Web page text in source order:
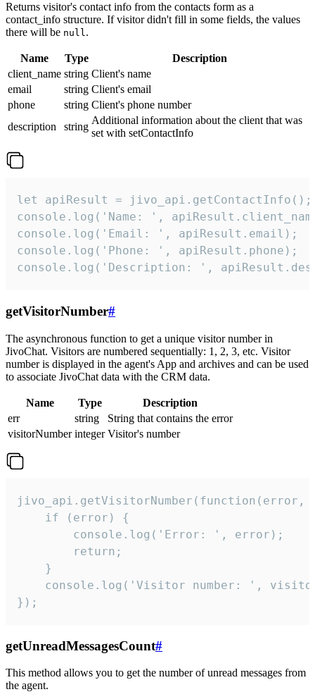
Returns visitor's contact info from the contacts form as a
contact_info structure. If visitor didn't fill in some fields, the values
there will be null.
Name Type
Description
client_name string Client's name
email
string Client's email
phone
string Client's phone number
description
string
Additional information about the client that was
set with setContactInfo
let apiResult = jivo_api.getContactInfo();
console.log('Name: ',
console.log('Email: ', apiResult.email);
console.log('Phone: ', apiResult.phone);
console.log('Description: ',
getVisitorNumber#
The asynchronous function to get a unique visitor number in
JivoChat. Visitors are numbered sequentially: 1, 2, 3, etc. Visitor
number is displayed in the agent's App and archives and can be used
to associate JivoChat data with the CRM data.
Name Type
Description
err
string
String that contains the error
visitorNumber integer Visitor's number
jivo_api.getVisitorNumber(function(error,
    if (error) {
        console.log('Error: ', error);
        return;
    }
console.log('Visitor number: ',
});
getUnreadMessagesCount#
This method allows you to get the number of unread messages from
the agent.